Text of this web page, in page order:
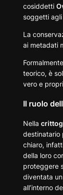
cosiddetti
soggetti
La
ai metadati
teorico, è
vero e
Il ruolo
Nella
destinatario
chiaro,
della loro
proteggere
diventata
all’interno